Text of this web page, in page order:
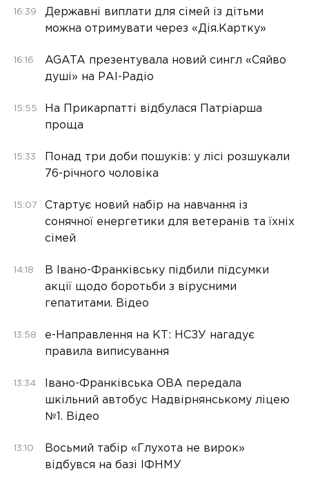
16:39
Державні виплати для сімей із дітьми
можна отримувати через «Дія.Картку»
16:16
AGATA презентувала новий сингл «Сяйво
душі» на РАІ-Радіо
15:55
На Прикарпатті відбулася Патріарша
проща
15:33
Понад три доби пошуків: у лісі розшукали
76-річного чоловіка
15:07
Стартує новий набір на навчання із
сонячної енергетики для ветеранів та їхніх
сімей
14:18
В Івано-Франківську підбили підсумки
акції щодо боротьби з вірусними
гепатитами. Відео
13:58
е-Направлення на КТ: НСЗУ нагадує
правила виписування
13:34
Івано-Франківська ОВА передала
шкільний автобус Надвірнянському ліцею
№1. Відео
13:10
Восьмий табір «Глухота не вирок»
відбувся на базі ІФНМУ